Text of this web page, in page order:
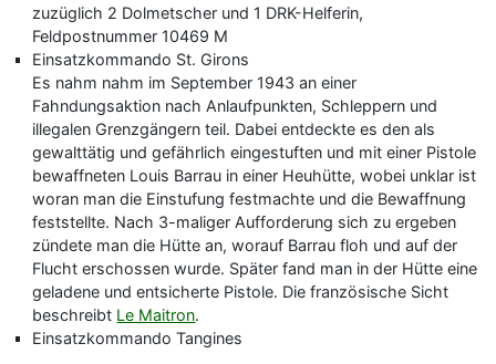
zuzüglich 2 Dolmetscher und 1 DRK-Helferin,
Feldpostnummer 10469 M
Einsatzkommando St. Girons
Es nahm nahm im September 1943 an einer
Fahndungsaktion nach Anlaufpunkten, Schleppern und
illegalen Grenzgängern teil. Dabei entdeckte es den als
gewalttätig und gefährlich eingestuften und mit einer Pistole
bewaffneten Louis Barrau in einer Heuhütte, wobei unklar ist
woran man die Einstufung festmachte und die Bewaffnung
feststellte. Nach 3-maliger Aufforderung sich zu ergeben
zündete man die Hütte an, worauf Barrau floh und auf der
Flucht erschossen wurde. Später fand man in der Hütte eine
geladene und entsicherte Pistole. Die französische Sicht
beschreibt Le Maitron.
Einsatzkommando Tangines